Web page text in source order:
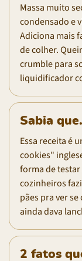
Massa muito
condensado e
Adiciona mais
de colher.
crumble para
liquidificador
Sabia
Essa receita é
cookies"
forma de
cozinheiros
pães pra ver
ainda dava
2 fatos